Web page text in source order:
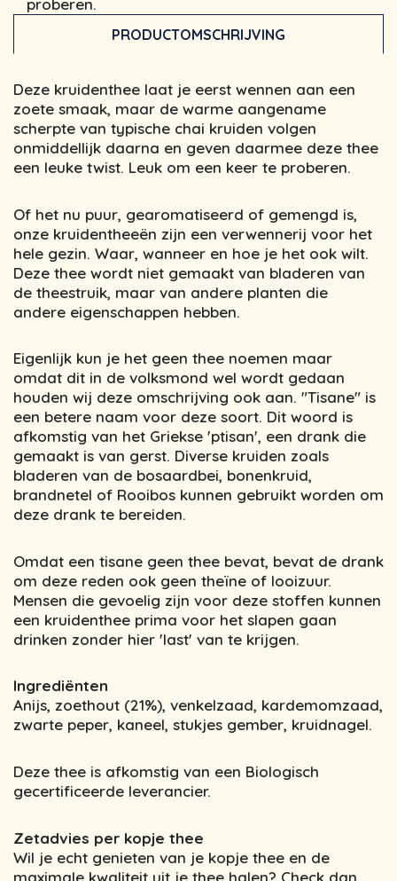
proberen.
PRODUCTOMSCHRIJVING
Deze kruidenthee laat je eerst wennen aan een
zoete smaak, maar de warme aangename
scherpte van typische chai kruiden volgen
onmiddellijk daarna en geven daarmee deze thee
een leuke twist. Leuk om een keer te proberen.
Of het nu puur, gearomatiseerd of gemengd is,
onze kruidentheeën zijn een verwennerij voor het
hele gezin. Waar, wanneer en hoe je het ook wilt.
Deze thee wordt niet gemaakt van bladeren van
de theestruik, maar van andere planten die
andere eigenschappen hebben.
Eigenlijk kun je het geen thee noemen maar
omdat dit in de volksmond wel wordt gedaan
houden wij deze omschrijving ook aan. "Tisane" is
een betere naam voor deze soort. Dit woord is
afkomstig van het Griekse 'ptisan', een drank die
gemaakt is van gerst. Diverse kruiden zoals
bladeren van de bosaardbei, bonenkruid,
brandnetel of Rooibos kunnen gebruikt worden om
deze drank te bereiden.
Omdat een tisane geen thee bevat, bevat de drank
om deze reden ook geen theïne of looizuur.
Mensen die gevoelig zijn voor deze stoffen kunnen
een kruidenthee prima voor het slapen gaan
drinken zonder hier 'last' van te krijgen.
Ingrediënten
Anijs, zoethout (21%), venkelzaad, kardemomzaad,
zwarte peper, kaneel, stukjes gember, kruidnagel.
Deze thee is afkomstig van een Biologisch
gecertificeerde leverancier.
Zetadvies per kopje thee
Wil je echt genieten van je kopje thee en de
maximale kwaliteit uit je thee halen? Check dan